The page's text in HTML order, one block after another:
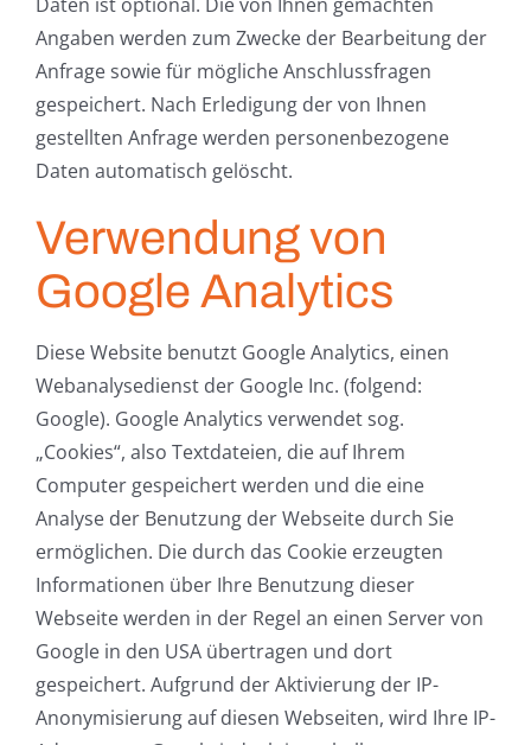
Angaben werden zum Zwecke der Bearbeitung der
Anfrage sowie für mögliche Anschlussfragen
gespeichert. Nach Erledigung der von Ihnen
gestellten Anfrage werden personenbezogene
Daten automatisch gelöscht.
Verwendung von
Google Analytics
Diese Website benutzt Google Analytics, einen
Webanalysedienst der Google Inc. (folgend:
Google). Google Analytics verwendet sog.
„Cookies“, also Textdateien, die auf Ihrem
Computer gespeichert werden und die eine
Analyse der Benutzung der Webseite durch Sie
ermöglichen. Die durch das Cookie erzeugten
Informationen über Ihre Benutzung dieser
Webseite werden in der Regel an einen Server von
Google in den USA übertragen und dort
gespeichert. Aufgrund der Aktivierung der IP-
Anonymisierung auf diesen Webseiten, wird Ihre IP-